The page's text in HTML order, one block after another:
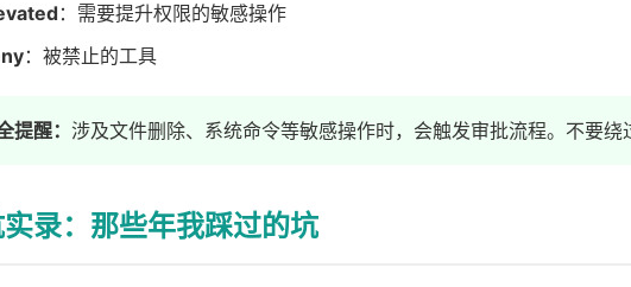
：需要提升权限的敏感操作
：被禁止的工具
提醒： 涉及文件删除、系统命令等敏感操作时，会触发审批流程。不要绕
录：那些年我踩过的坑